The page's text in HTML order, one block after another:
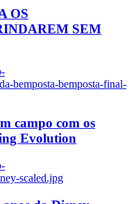
OS
SEM
bemposta-bemposta-final-
campo com os
Evolution
scaled.jpg